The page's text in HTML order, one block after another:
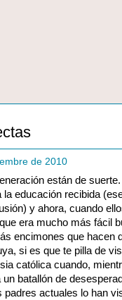
de 2010
están de
la educación recibida
y ahora, cuando
era mucho más fácil
encimones que hacen
si es que te pilla de
católica cuando,
batallón de
actuales lo han